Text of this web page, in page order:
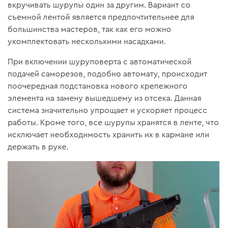
вкручивать шурупы один за другим. Вариант со
съемной лентой является предпочтительнее для
большинства мастеров, так как его можно
укомплектовать несколькими насадками.
При включении шуруповерта с автоматической
подачей саморезов, подобно автомату, происходит
поочередная подстановка нового крепежного
элемента на замену вышедшему из отсека. Данная
система значительно упрощает и ускоряет процесс
работы. Кроме того, все шурупы хранятся в ленте, что
исключает необходимость хранить их в кармане или
держать в руке.